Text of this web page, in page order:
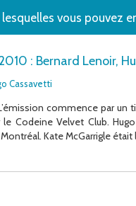
vous pouvez
: Bernard Lenoir,
Cassavetti
commence par un
Codeine Velvet Club.
Kate McGarrigle